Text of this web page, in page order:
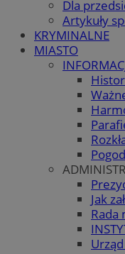
Dla
Artykuły
KRYMINALNE
MIASTO
Jak
Rada